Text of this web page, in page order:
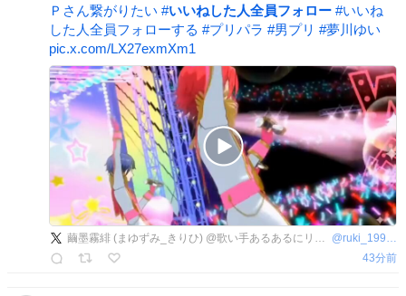
Ｐさん繋がりたい #いいねした人全員フォロー #いいね
した人全員フォローする #プリパラ #男プリ #夢川ゆい
pic.x.com/LX27exmXm1
繭墨霧緋 (まゆずみ_きりひ) @歌い手あるあるにリプしたら万バス(再生数)しました。 @ruki_19970628
43分前